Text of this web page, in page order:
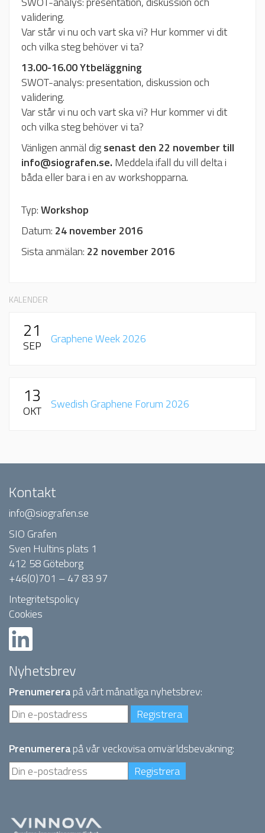
validering.
Var står vi nu och vart ska vi? Hur kommer vi dit
och vilka steg behöver vi ta?
13.00-16.00 Ytbeläggning
SWOT-analys: presentation, diskussion och
validering.
Var står vi nu och vart ska vi? Hur kommer vi dit
och vilka steg behöver vi ta?
Vänligen anmäl digsenast den 22 november till
info@siografen.se. Meddela ifall du vill delta i
båda eller bara i en av workshopparna.
Typ:Workshop
Datum: 24 november 2016
Sista anmälan: 22 november 2016
KALENDER
21
SEP Graphene Week 2026
13
OKT Swedish Graphene Forum 2026
Kontakt
info@siografen.se
SIO Grafen
Sven Hultins plats 1
412 58 Göteborg
+46(0)701 – 47 83 97
Integritetspolicy
Cookies
Nyhetsbrev
Prenumererapå vårt månatliga nyhetsbrev:
Prenumererapå vår veckovisa omvärldsbevakning: